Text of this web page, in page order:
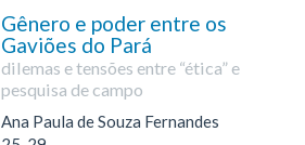
Gênero e poder entre os
Gaviões do Pará
dilemas e tensões entre “ética” e
pesquisa de campo
Ana Paula de Souza Fernandes